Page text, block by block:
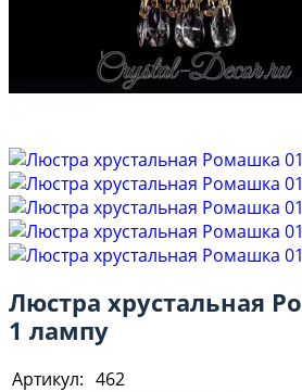
Люстра хрустальная
1 лампу
Артикул: 462